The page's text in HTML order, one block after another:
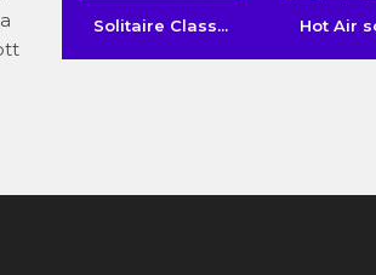
Solitaire Class... Hot Air